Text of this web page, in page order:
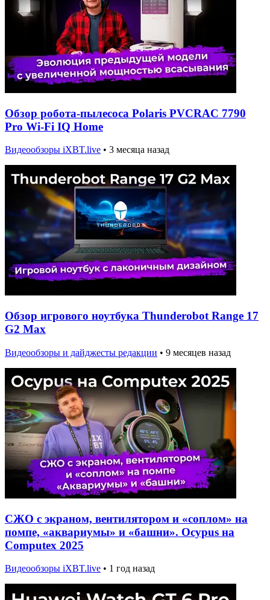
Обзор робота-пылесоса Polaris PVCRAC 7790
Pro Wi-Fi IQ Home
Видеообзоры iXBT.live • 3 месяца назад
Обзор игрового ноутбука Thunderobot Range 17
G2 Max
Видеообзоры и дайджесты редакции • 9 месяцев назад
СЖО с экраном, вентилятором и «соплом» на
помпе, «аквариумы» и «башни». Ocypus на
Computex 2025
Видеообзоры iXBT.live • 1 год назад